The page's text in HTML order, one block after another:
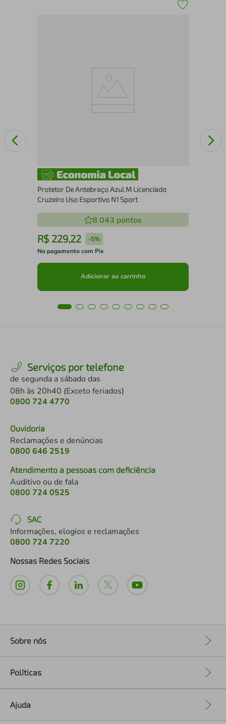
Protetor De Antebraço Azul M Licenciado
Cruzeiro Uso Esportivo N1 Sport
8.043 pontos
R$ 229,22 -5%
No pagamento com Pix
Adicionar ao carrinho
Serviços por telefone
de segunda a sábado das
08h às 20h40 (Exceto feriados)
0800 724 4770
Ouvidoria
Reclamações e denúncias
0800 646 2519
Atendimento a pessoas com deficiência
Auditivo ou de fala
0800 724 0525
SAC
Informações, elogios e reclamações
0800 724 7220
Nossas Redes Sociais
Sobre nós
Políticas
Ajuda